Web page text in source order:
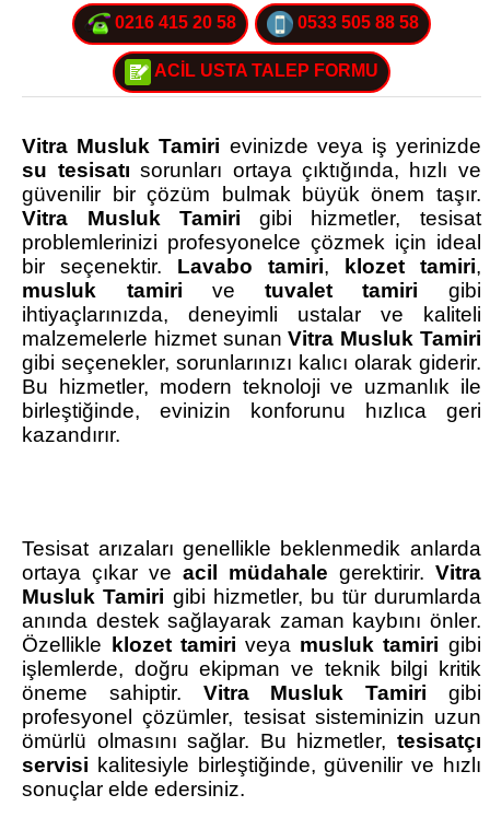
0216 415 20 58
0533 505 88 58
ACİL USTA TALEP FORMU
Vitra Musluk Tamiri evinizde veya iş yerinizde
su tesisatı sorunları ortaya çıktığında, hızlı ve
güvenilir bir çözüm bulmak büyük önem taşır.
Vitra Musluk Tamiri gibi hizmetler, tesisat
problemlerinizi profesyonelce çözmek için ideal
bir seçenektir. Lavabo tamiri, klozet tamiri,
musluk tamiri vetuvalet tamiri gibi
ihtiyaçlarınızda, deneyimli ustalar ve kaliteli
malzemelerle hizmet sunanVitra Musluk Tamiri
gibi seçenekler, sorunlarınızı kalıcı olarak giderir.
Bu hizmetler, modern teknoloji ve uzmanlık ile
birleştiğinde, evinizin konforunu hızlıca geri
kazandırır.
Tesisat arızaları genellikle beklenmedik anlarda
ortaya çıkar ve acil müdahale gerektirir. Vitra
Musluk Tamiri gibi hizmetler, bu tür durumlarda
anında destek sağlayarak zaman kaybını önler.
Özellikle
klozet tamiri veya musluk tamiri gibi
işlemlerde, doğru ekipman ve teknik bilgi kritik
öneme sahiptir. Vitra Musluk Tamiri gibi
profesyonel çözümler, tesisat sisteminizin uzun
ömürlü olmasını sağlar. Bu hizmetler, tesisatçı
servisi kalitesiyle birleştiğinde, güvenilir ve hızlı
sonuçlar elde edersiniz.